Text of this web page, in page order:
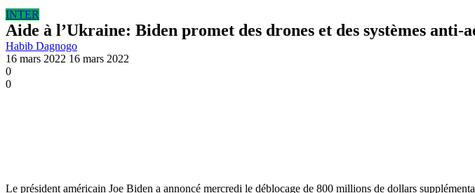
INTER
Aide à l’Ukraine: Biden promet des drones et des systèmes anti-
Habib Dagnogo
16 mars 2022 16 mars 2022
0
0
Le président américain Joe Biden a annoncé mercredi le déblocage de 800 millions de dollars